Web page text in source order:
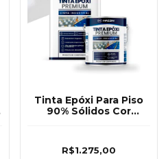
Tinta Epóxi Para Piso
90% Sólidos Cor
R$1.275,00